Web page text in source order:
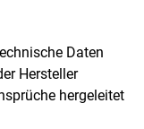
Daten
Hersteller
hergeleitet